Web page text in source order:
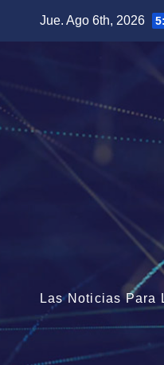
Jue. Ago 6th, 2026
Las Noticias Para